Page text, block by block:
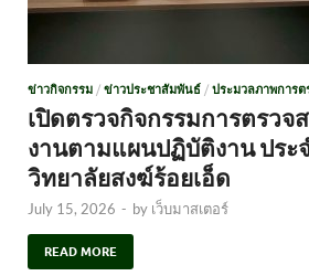
ข่าวกิจกรรม / ข่าวประชาสัมพันธ์ / ประมวลภาพการต
เปิดตรวจกิจกรรมการตรวจ
งานตามแผนปฏิบัติงาน ปร
วิทยาลัยสงฆ์ร้อยเอ็ด
July 15, 2026 - by เว็บมาสเตอร์
READ MORE